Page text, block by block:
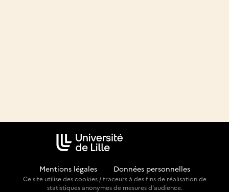
Mentions légales Données personnelles
Ce site utilise des cookies / traceurs à des fins de réalisation de
statistiques anonymes de mesures d'audience.